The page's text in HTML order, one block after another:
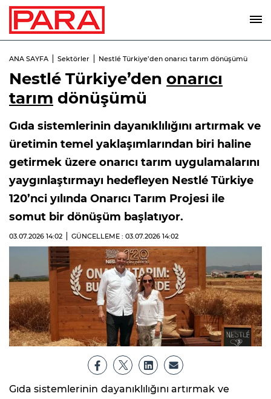
ANA SAYFA Sektörler Nestlé Türkiye’den onarıcı tarım dönüşümü
Nestlé Türkiye’den onarıcı
tarım dönüşümü
Gıda sistemlerinin dayanıklılığını artırmak ve
üretimin temel yaklaşımlarından biri haline
getirmek üzere onarıcı tarım uygulamalarını
yaygınlaştırmayı hedefleyen Nestlé Türkiye
120’nci yılında Onarıcı Tarım Projesi ile
somut bir dönüşüm başlatıyor.
03.07.2026 14:02 GÜNCELLEME : 03.07.2026 14:02
Gıda sistemlerinin dayanıklılığını artırmak ve